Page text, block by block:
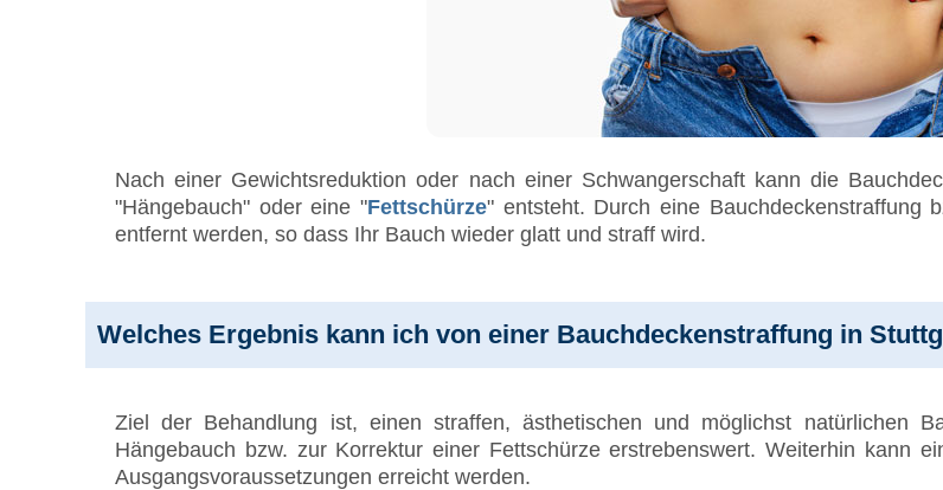
Nach einer Gewichtsreduktion oder nach einer Schwangerschaft kann die
"Hängebauch" oder eine "Fettschürze" entsteht. Durch eine Bauchdeckenstraffung
entfernt werden, so dass Ihr Bauch wieder glatt und straff wird.
Welches Ergebnis kann ich von einer Bauchdeckenstraffung in
Ziel der Behandlung ist, einen straffen, ästhetischen und möglichst natürlichen
Hängebauch bzw. zur Korrektur einer Fettschürze erstrebenswert. Weiterhin kann
Ausgangsvoraussetzungen erreicht werden.